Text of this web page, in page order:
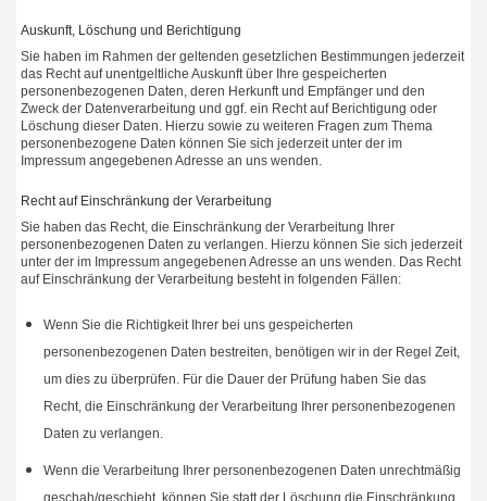
Auskunft, Löschung und Berichtigung
Sie haben im Rahmen der geltenden gesetzlichen Bestimmungen jederzeit
das Recht auf unentgeltliche Auskunft über Ihre gespeicherten
personenbezogenen Daten, deren Herkunft und Empfänger und den
Zweck der Datenverarbeitung und ggf. ein Recht auf Berichtigung oder
Löschung dieser Daten. Hierzu sowie zu weiteren Fragen zum Thema
personenbezogene Daten können Sie sich jederzeit unter der im
Impressum angegebenen Adresse an uns wenden.
Recht auf Einschränkung der Verarbeitung
Sie haben das Recht, die Einschränkung der Verarbeitung Ihrer
personenbezogenen Daten zu verlangen. Hierzu können Sie sich jederzeit
unter der im Impressum angegebenen Adresse an uns wenden. Das Recht
auf Einschränkung der Verarbeitung besteht in folgenden Fällen:
Wenn Sie die Richtigkeit Ihrer bei uns gespeicherten
personenbezogenen Daten bestreiten, benötigen wir in der Regel Zeit,
um dies zu überprüfen. Für die Dauer der Prüfung haben Sie das
Recht, die Einschränkung der Verarbeitung Ihrer personenbezogenen
Daten zu verlangen.
Wenn die Verarbeitung Ihrer personenbezogenen Daten unrechtmäßig
geschah/geschieht, können Sie statt der Löschung die Einschränkung